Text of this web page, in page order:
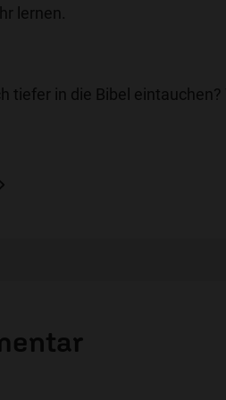
lernen.
tiefer in die Bibel